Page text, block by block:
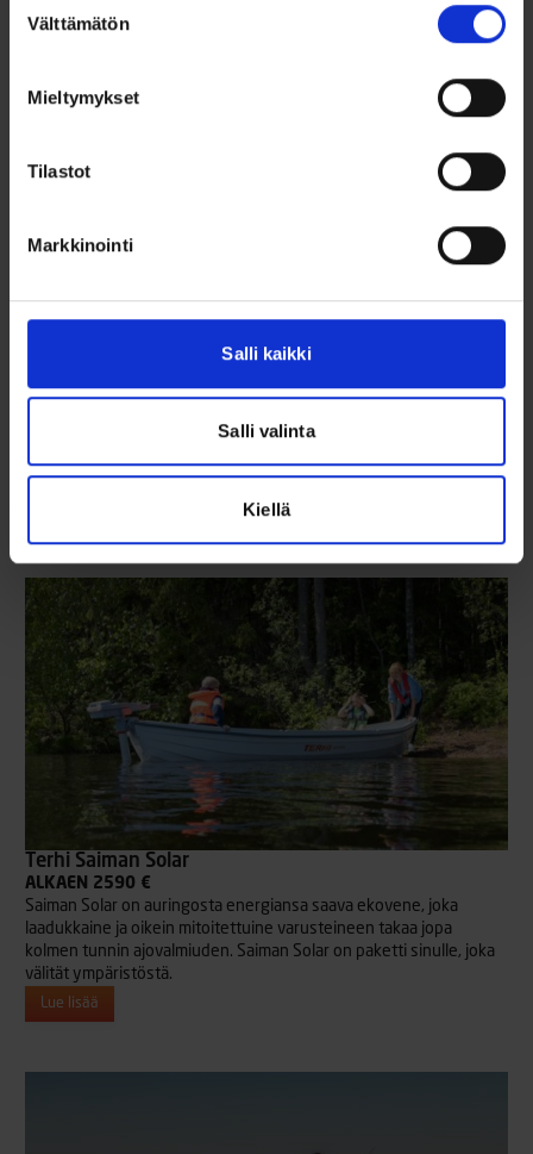
valinta
Välttämätön
Mieltymykset
Tilastot
Markkinointi
Salli kaikki
Salli valinta
Kiellä
Erityisen hyvin luontoon mukautuva avovene, jolla voi liikkua
perustuu huippusuosittuun, Terhi Saiman -malliin. Ero näiden
vihreä, kuten koko runkokin.
Terhi Saiman Solar
ALKAEN 2590 €
Saiman Solar on auringosta energiansa saava ekovene, joka
laadukkaine ja oikein mitoitettuine varusteineen takaa jopa
kolmen tunnin ajovalmiuden. Saiman Solar on paketti sinulle, joka
välität ympäristöstä.
Lue lisää